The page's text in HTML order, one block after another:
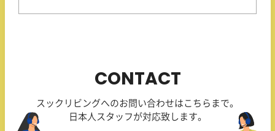
CONTACT
スックリビングへのお問い合わせはこちらまで。
日本人スタッフが対応致します。